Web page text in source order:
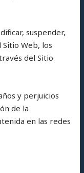
suspender,
Web, los
del Sitio
y perjuicios
de la
en las redes